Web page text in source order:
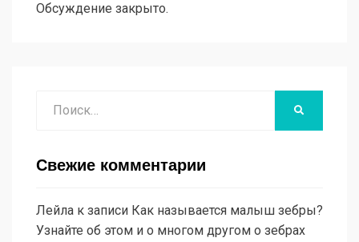
Обсуждение закрыто.
Свежие комментарии
Лейла к записи Как называется малыш зебры?
Узнайте об этом и о многом другом о зебрах